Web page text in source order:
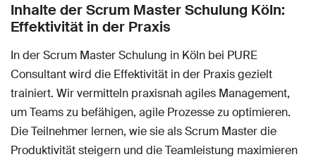
Inhalte der Scrum Master Schulung Köln:
Effektivität in der Praxis
In der Scrum Master Schulung in Köln bei PURE
Consultant wird die Effektivität in der Praxis gezielt
trainiert. Wir vermitteln praxisnah agiles Management,
um Teams zu befähigen, agile Prozesse zu optimieren.
Die Teilnehmer lernen, wie sie als Scrum Master die
Produktivität steigern und die Teamleistung maximieren